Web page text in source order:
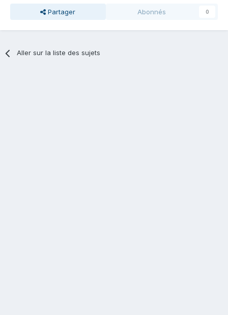
Partager Abonnés 0
Aller sur la liste des sujets